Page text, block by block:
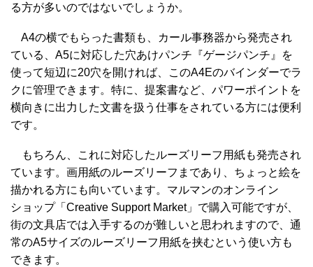
る方が多いのではないでしょうか。
A4の横でもらった書類も、カール事務器から発売され
ている、A5に対応した穴あけパンチ『ゲージパンチ』を
使って短辺に20穴を開ければ、このA4Eのバインダーでラ
クに管理できます。特に、提案書など、パワーポイントを
横向きに出力した文書を扱う仕事をされている方には便利
です。
もちろん、これに対応したルーズリーフ用紙も発売され
ています。画用紙のルーズリーフまであり、ちょっと絵を
描かれる方にも向いています。マルマンのオンライン
ショップ「Creative Support Market」で購入可能ですが、
街の文具店では入手するのが難しいと思われますので、通
常のA5サイズのルーズリーフ用紙を挟むという使い方も
できます。